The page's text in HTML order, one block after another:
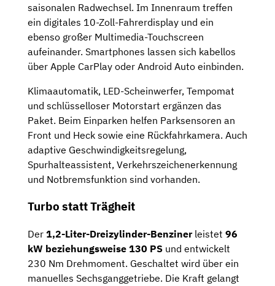
saisonalen Radwechsel. Im Innenraum treffen
ein digitales 10-Zoll-Fahrerdisplay und ein
ebenso großer Multimedia-Touchscreen
aufeinander. Smartphones lassen sich kabellos
über Apple CarPlay oder Android Auto einbinden.
Klimaautomatik, LED-Scheinwerfer, Tempomat
und schlüsselloser Motorstart ergänzen das
Paket. Beim Einparken helfen Parksensoren an
Front und Heck sowie eine Rückfahrkamera. Auch
adaptive Geschwindigkeitsregelung,
Spurhalteassistent, Verkehrszeichenerkennung
und Notbremsfunktion sind vorhanden.
Turbo statt Trägheit
Der 1,2-Liter-Dreizylinder-Benzinerleistet 96
kW beziehungsweise 130 PS und entwickelt
230 Nm Drehmoment. Geschaltet wird über ein
manuelles Sechsganggetriebe. Die Kraft gelangt